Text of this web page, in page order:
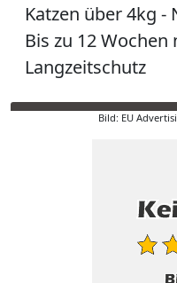
Katzen über 4kg
Bis zu 12
Langzeitschutz
Bild: EU